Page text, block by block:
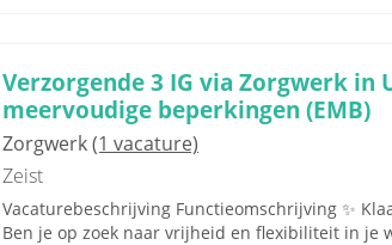
Verzorgende 3 IG via Zorgwerk in
meervoudige beperkingen (EMB)
Zorgwerk(1 vacature)
Zeist
Vacaturebeschrijving Functieomschrijving ✨
Ben je op zoek naar vrijheid en flexibiliteit in je